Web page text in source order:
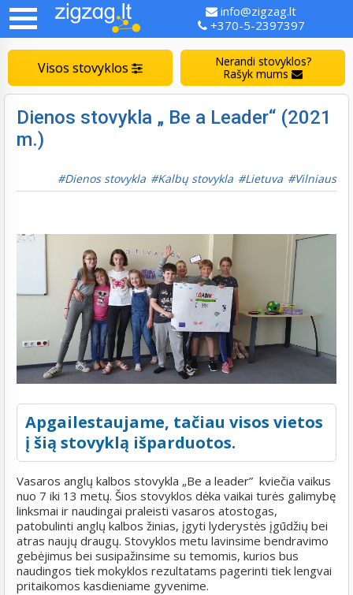
info@zigzag.lt
+370-5-2397397
Visos stovyklos
Nerandi stovyklos?
Rašyk mums
Dienos stovykla „ Be a Leader“ (2021
m.)
Dienos stovykla Kalbų stovykla Lietuva Vilniaus
Apgailestaujame, tačiau visos vietos
į šią stovyklą išparduotos.
Vasaros anglų kalbos stovykla „Be a leader” kviečia vaikus
nuo 7 iki 13 metų. Šios stovyklos dėka vaikai turės galimybę
linksmai ir naudingai praleisti vasaros atostogas,
patobulinti anglų kalbos žinias, įgyti lyderystės įgūdžių bei
atras naujų draugų. Stovyklos metu lavinsime bendravimo
gebėjimus bei susipažinsime su temomis, kurios bus
naudingos tiek mokyklos rezultatams pagerinti tiek lengvai
pritaikomos kasdieniame gyvenime.